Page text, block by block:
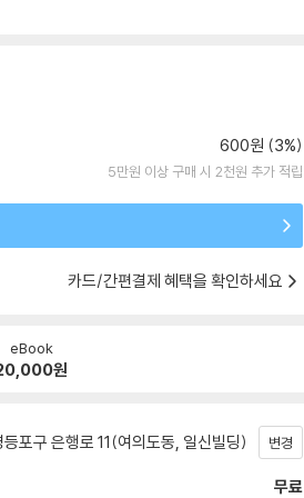
600원 (3%)
5만원 이상 구매 시 2천원 추가 적립
카드/간편결제 혜택을 확인하세요
eBook
원
포구 은행로 11(여의도동, 일신빌딩) 변경
무료